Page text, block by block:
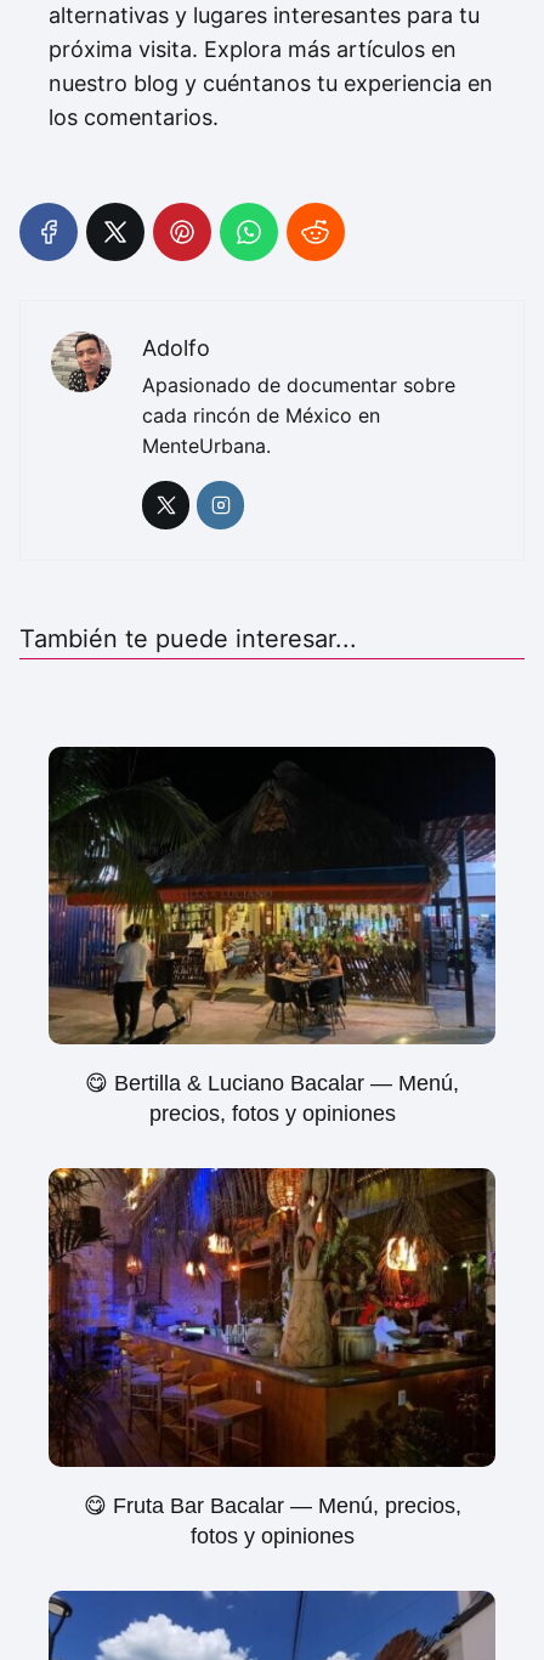
alternativas y lugares interesantes para tu
próxima visita. Explora más artículos en
nuestro blog y cuéntanos tu experiencia en
los comentarios.
Adolfo
Apasionado de documentar sobre
cada rincón de México en
MenteUrbana.
También te puede interesar...
😋 Bertilla & Luciano Bacalar — Menú,
precios, fotos y opiniones
😋 Fruta Bar Bacalar — Menú, precios,
fotos y opiniones